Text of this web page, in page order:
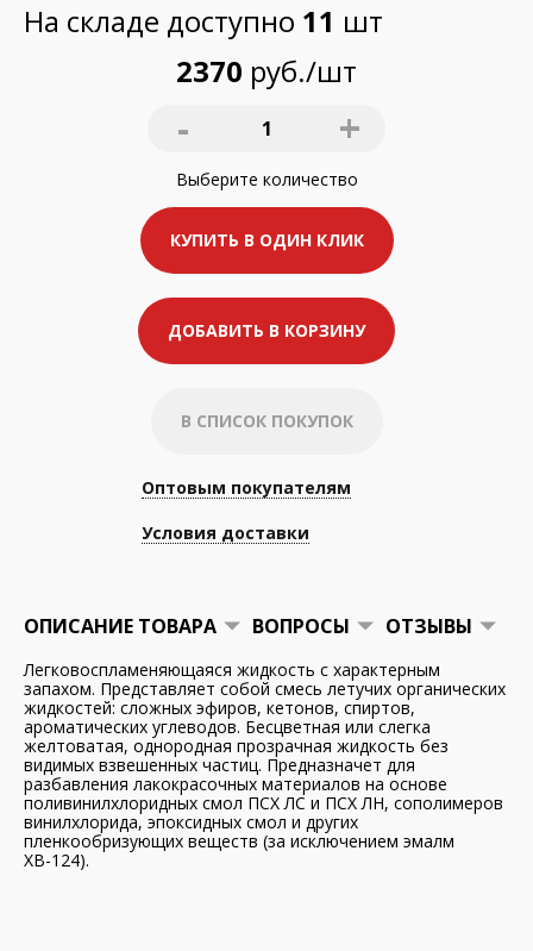
На складе доступно 11 шт
2370 руб./шт
- 1 +
Выберите количество
КУПИТЬ В ОДИН КЛИК
ДОБАВИТЬ В КОРЗИНУ
В СПИСОК ПОКУПОК
Оптовым покупателям
Условия доставки
ОПИСАНИЕ ТОВАРА ВОПРОСЫ ОТЗЫВЫ
Легковоспламеняющаяся жидкость с характерным
запахом. Представляет собой смесь летучих органических
жидкостей: сложных эфиров, кетонов, спиртов,
ароматических углеводов. Бесцветная или слегка
желтоватая, однородная прозрачная жидкость без
видимых взвешенных частиц. Предназначет для
разбавления лакокрасочных материалов на основе
поливинилхлоридных смол ПСХ ЛС и ПСХ ЛН, сополимеров
винилхлорида, эпоксидных смол и других
пленкообризующих веществ (за исключением эмалм
ХВ-124).